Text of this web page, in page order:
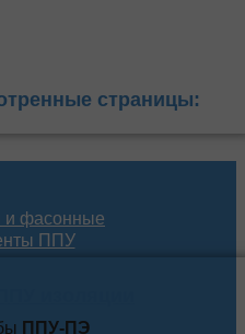
страницы:
и фасонные
ППУ
ППУ-ПЭ